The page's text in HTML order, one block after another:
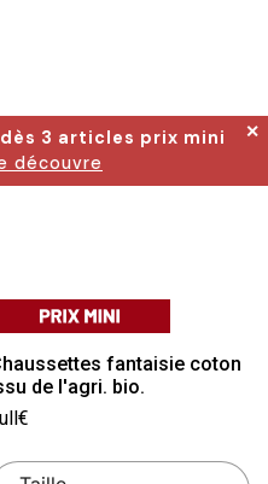
3 articles prix mini
découvre
✕
fantaisie coton
de l'agri. bio.